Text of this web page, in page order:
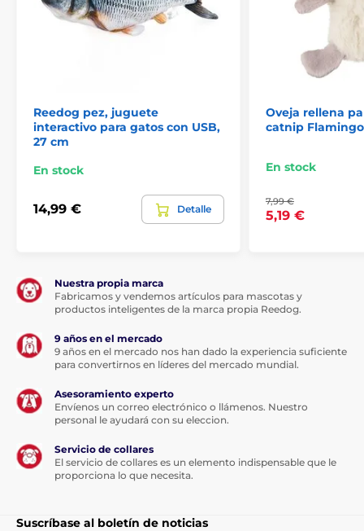
Reedog pez, juguete
interactivo para gatos con USB,
27 cm
En stock
14,99 € Detalle
Oveja rellena
catnip Flamingo
En stock
7,99 €
5,19 €
Nuestra propia marca
Fabricamos y vendemos artículos para mascotas y
productos inteligentes de la marca propia Reedog.
9 años en el mercado
9 años en el mercado nos han dado la experiencia suficiente
para convertirnos en líderes del mercado mundial.
Asesoramiento experto
Envíenos un correo electrónico o llámenos. Nuestro
personal le ayudará con su eleccion.
Servicio de collares
El servicio de collares es un elemento indispensable que le
proporciona lo que necesita.
Suscríbase al boletín de noticias